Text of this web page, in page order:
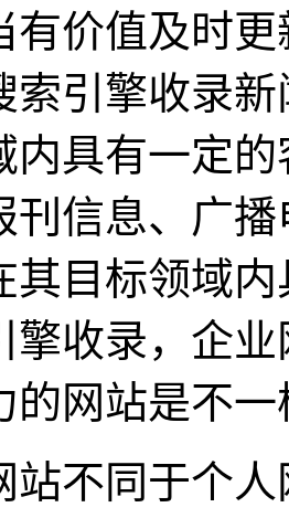
有价值及时
索引擎收录
内具有一定
刊信息、广
其目标领域
擎收录，企
的网站是不一
同于个人